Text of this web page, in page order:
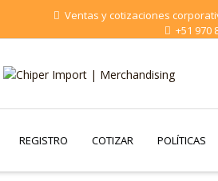
Ventas y cotizaciones
+51 970
Merchandising
REGISTRO COTIZAR POLÍTICAS